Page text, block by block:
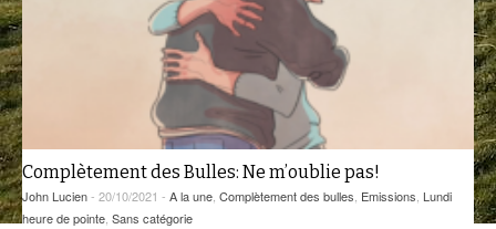
THEME FORCE
ANCIENNES ÉMISSIONS
Complètement des Bulles: Ne m’oublie pas!
John Lucien- 20/10/2021 - A la une Complètement des bulles Emissions Lundi
heure de pointe Sans catégorie